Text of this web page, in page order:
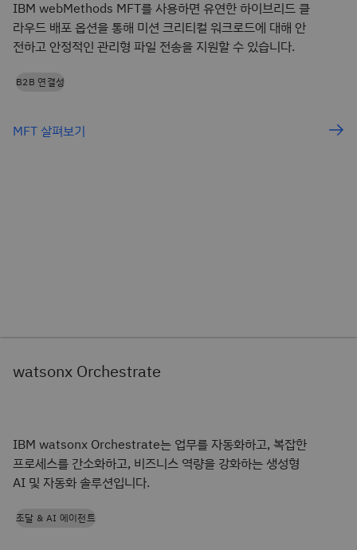
IBM webMethods MFT를 사용하면 유연한 하이브리드 클
라우드 배포 옵션을 통해 미션 크리티컬 워크로드에 대해 안
전하고 안정적인 관리형 파일 전송을 지원할 수 있습니다.
B2B 연결성
MFT 살펴보기
watsonx Orchestrate
IBM watsonx Orchestrate는 업무를 자동화하고, 복잡한
프로세스를 간소화하고, 비즈니스 역량을 강화하는 생성형
AI 및 자동화 솔루션입니다.
조달 & AI 에이전트